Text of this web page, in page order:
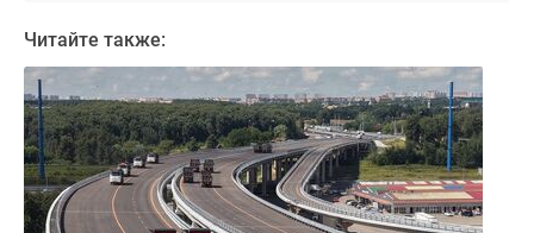
Строящиеся
коттеджные
поселки
Коттеджные
поселки
лесу
Читайте также: